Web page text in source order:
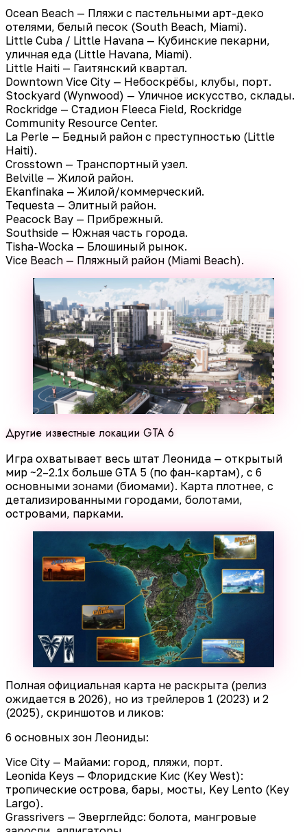
Ocean Beach — Пляжи с пастельными арт-деко
отелями, белый песок (South Beach, Miami).
Little Cuba / Little Havana — Кубинские пекарни,
уличная еда (Little Havana, Miami).
Little Haiti — Гаитянский квартал.
Downtown Vice City — Небоскрёбы, клубы, порт.
Stockyard (Wynwood) — Уличное искусство, склады.
Rockridge — Стадион Fleeca Field, Rockridge
Community Resource Center.
La Perle — Бедный район с преступностью (Little
Haiti).
Crosstown — Транспортный узел.
Belville — Жилой район.
Ekanfinaka — Жилой/коммерческий.
Tequesta — Элитный район.
Peacock Bay — Прибрежный.
Southside — Южная часть города.
Tisha-Wocka — Блошиный рынок.
Vice Beach — Пляжный район (Miami Beach).
Другие известные локации GTA 6
Игра охватывает весь штат Леонида — открытый
мир ~2–2.1x больше GTA 5 (по фан-картам), с 6
основными зонами (биомами). Карта плотнее, с
детализированными городами, болотами,
островами, парками.
Полная официальная карта не раскрыта (релиз
ожидается в 2026), но из трейлеров 1 (2023) и 2
(2025), скриншотов и ликов:
6 основных зон Леониды:
Vice City — Майами: город, пляжи, порт.
Leonida Keys — Флоридские Кис (Key West):
тропические острова, бары, мосты, Key Lento (Key
Largo).
Grassrivers — Эверглейдс: болота, мангровые